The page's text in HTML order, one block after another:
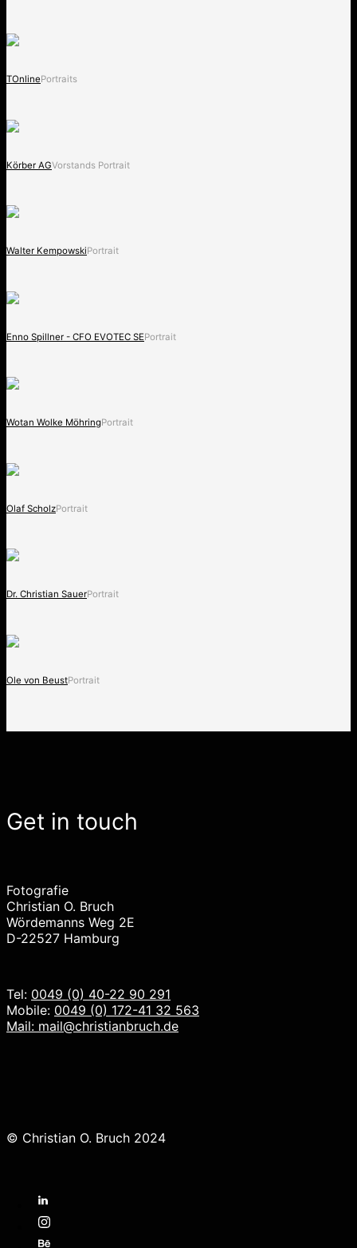
TOnlinePortraits
Körber AGVorstands Portrait
Walter KempowskiPortrait
Enno Spillner - CFO EVOTEC SEPortrait
Wotan Wolke MöhringPortrait
Olaf ScholzPortrait
Dr. Christian SauerPortrait
Ole von BeustPortrait
Get in touch
Fotografie
Christian O. Bruch
Wördemanns Weg 2E
D-22527 Hamburg
Tel: 0049 (0) 40-22 90 291
Mobile: 0049 (0) 172-41 32 563
Mail: mail@christianbruch.de
© Christian O. Bruch 2024